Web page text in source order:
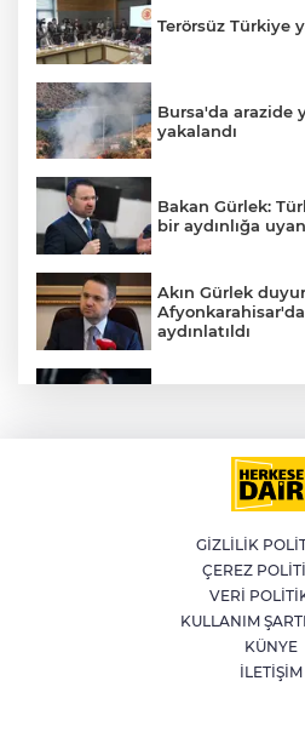
Terörsüz Türkiye
Bursa'da arazide
yakalandı
Bakan Gürlek:
bir aydınlığa
Akın Gürlek
aydınlatıldı
Kağıthane'de
ele geçirildi
Meteoroloji'den
kuvvetli rüzgar
GİZLİLİK
ÇEREZ
VERİ
KULLANIM
KÜNYE
İLETİŞİM